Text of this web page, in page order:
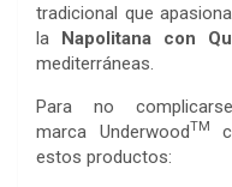
tradicional que
la Napolitana con
mediterráneas.
Para no
marca
UnderwoodTM
estos productos: